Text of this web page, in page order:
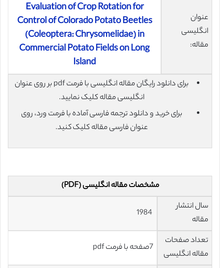
عنوان
انگلیسی
مقاله:
Evaluation of Crop Rotation for
Control of Colorado Potato Beetles
(Coleoptera: Chrysomelidae) in
Commercial Potato Fields on Long
Island
برای دانلود رایگان مقاله انگلیسی با فرمت pdf بر روی عنوان
انگلیسی مقاله کلیک نمایید.
برای خرید و دانلود ترجمه فارسی آماده با فرمت ورد، روی
عنوان فارسی مقاله کلیک کنید.
مشخصات مقاله انگلیسی (PDF)
سال انتشار
مقاله
تعداد صفحات
مقاله انگلیسی
7صفحه با فرمت pdf